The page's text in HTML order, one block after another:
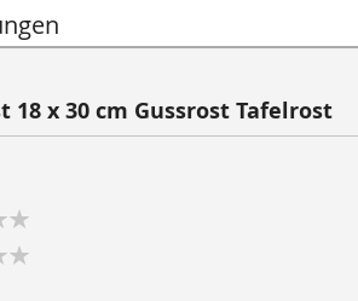
18 x 30 cm Gussrost Tafelrost